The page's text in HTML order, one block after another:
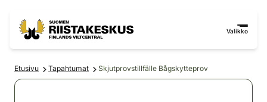
Valikko
Etusivu Tapahtumat Skjutprovstillfälle Bågskytteprov